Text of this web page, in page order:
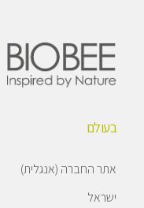
בעולם
אתר החברה (אנגלית)
ישראל